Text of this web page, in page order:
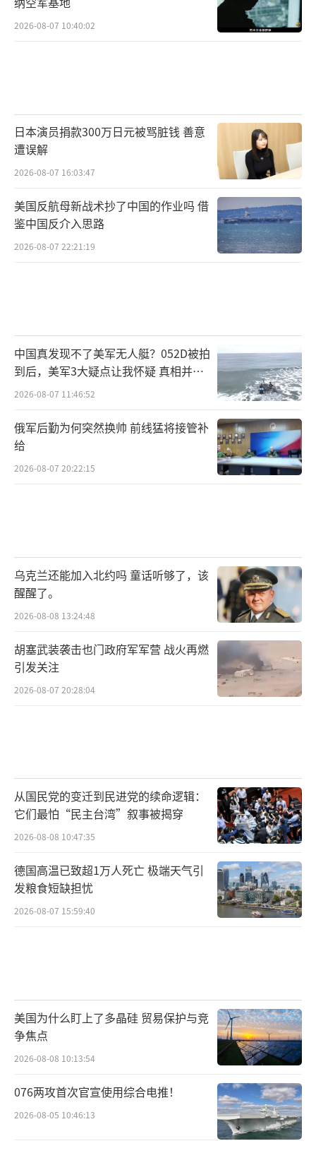
国里推动制裁，乌克兰的海外账户都会被冻
动荡不安。全球能源市场动荡，百姓生活更加
艰难。泽连斯基想靠这一击翻盘，结果却是偷
鸡不成蚀把米。他最好收收心，别老想着冒
险，踏踏实实打仗、谈和，或许还能保住乌克
兰的未来。战争不是儿戏，乌克兰的明天需要
（责任编辑：卢其龙 CM0882）
2026-08-07 10:40:02
日本演员捐款300万日元被骂脏钱 善意
遭误解
2026-08-07 16:03:47
美国反航母新战术抄了中国的作业吗 借
鉴中国反介入思路
2026-08-07 22:21:19
中国真发现不了美军无人艇？052D被拍
到后，美军3大疑点让我怀疑 真相并非
如此
2026-08-07 11:46:52
俄军后勤为何突然换帅 前线猛将接管补
给
2026-08-07 20:22:15
乌克兰还能加入北约吗 童话听够了，该
醒醒了。
2026-08-08 13:24:48
胡塞武装袭击也门政府军军营 战火再燃
引发关注
2026-08-07 20:28:04
从国民党的变迁到民进党的续命逻辑：
它们最怕“民主台湾”叙事被揭穿
2026-08-08 10:47:35
德国高温已致超1万人死亡 极端天气引
发粮食短缺担忧
2026-08-07 15:59:40
美国为什么盯上了多晶硅 贸易保护与竞
争焦点
2026-08-08 10:13:54
076两攻首次官宣使用综合电推！
2026-08-05 10:46:13